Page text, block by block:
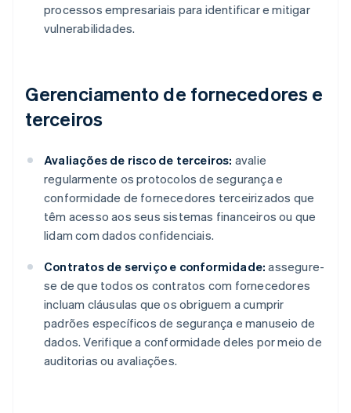
processos empresariais para identificar e mitigar
vulnerabilidades.
Gerenciamento de fornecedores e
terceiros
Avaliações de risco de terceiros: avalie
regularmente os protocolos de segurança e
conformidade de fornecedores terceirizados que
têm acesso aos seus sistemas financeiros ou que
lidam com dados confidenciais.
Contratos de serviço e conformidade: assegure-
se de que todos os contratos com fornecedores
incluam cláusulas que os obriguem a cumprir
padrões específicos de segurança e manuseio de
dados. Verifique a conformidade deles por meio de
auditorias ou avaliações.